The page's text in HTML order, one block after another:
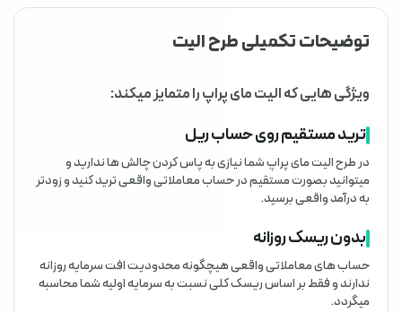
توضیحات تکمیلی طرح الیت
ویژگی هایی که الیت مای پراپ را متمایز میکند:
ترید مستقیم روی حساب ریل
در طرح الیت مای پراپ شما نیازی به پاس کردن چالش ها ندارید و
میتوانید بصورت مستقیم در حساب معاملاتی واقعی ترید کنید و زودتر
به درآمد واقعی برسید.
بدون ریسک روزانه
حساب های معاملاتی واقعی هیچگونه محدودیت افت سرمایه روزانه
ندارند و فقط بر اساس ریسک کلی نسبت به سرمایه اولیه شما محاسبه
میگردد.